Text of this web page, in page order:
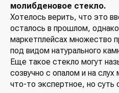
молибденовое стекло.
Хотелось верить, что это
осталось в прошлом,
маркетплейсах множество
под видом натурального
Еще такое стекло могут
созвучно с опалом и на
что-то экспертное, но суть